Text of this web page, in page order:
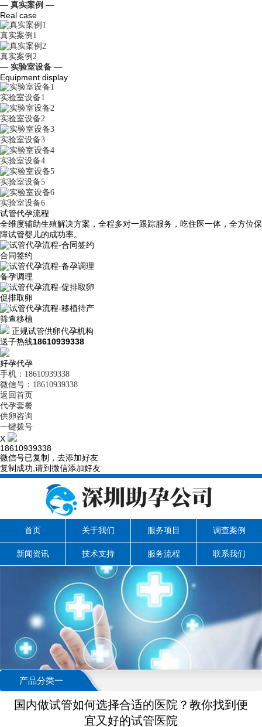
— 真实案例 —
Real case
真实案例1
真实案例2
— 实验室设备 —
Equipment display
实验室设备1
实验室设备2
实验室设备3
实验室设备4
实验室设备5
实验室设备6
试管代孕流程
全维度辅助生殖解决方案，全程多对一跟踪服务，吃住医一体，全方位保
障试管婴儿的成功率。
合同签约
备孕调理
促排取卵
筛查移植
正规试管供卵代孕机构
送子热线18610939338
好孕代孕
手机：18610939338
微信号：18610939338
返回首页
代孕套餐
供卵咨询
一键拨号
X
18610939338
微信号已复制，去添加好友
复制成功,请到微信添加好友
首页 关于我们 服务项目 调查案例
新闻资讯 技术支持 服务流程 联系我们
产品分类一
国内做试管如何选择合适的医院？教你找到便
宜又好的试管医院